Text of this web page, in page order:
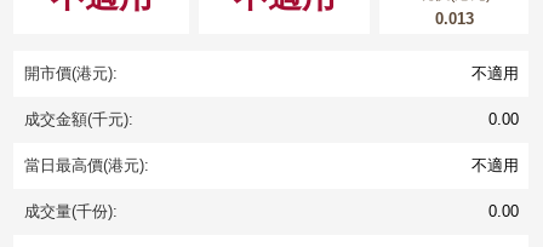
0.013
開市價(港元): 不適用
成交金額(千元): 0.00
當日最高價(港元): 不適用
成交量(千份): 0.00